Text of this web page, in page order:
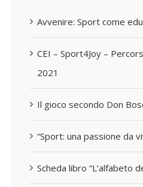
Avvenire: Sport come
CEI – Sport4Joy –
2021
Il gioco secondo Don
“Sport: una passione da
Scheda libro “L’alfabeto